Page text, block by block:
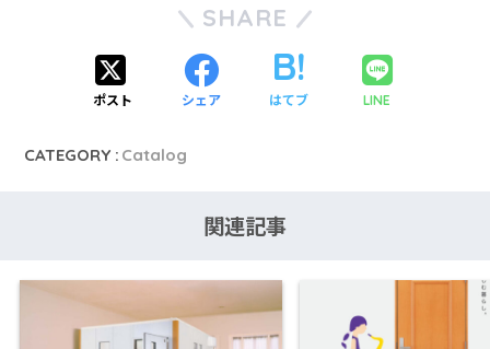
SHARE
ポスト シェア はてブ LINE
CATEGORY : Catalog
関連記事